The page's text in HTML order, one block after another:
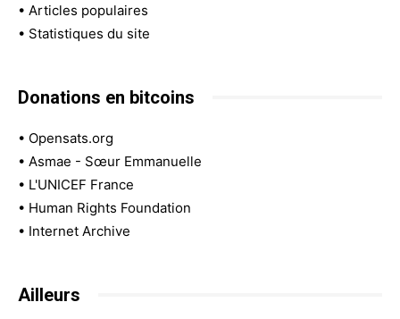
• Articles populaires
• Statistiques du site
Donations en bitcoins
• Opensats.org
• Asmae - Sœur Emmanuelle
• L'UNICEF France
• Human Rights Foundation
• Internet Archive
Ailleurs